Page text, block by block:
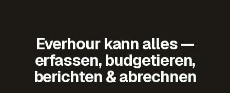
Everhour kann alles —
erfassen, budgetieren,
berichten & abrechnen